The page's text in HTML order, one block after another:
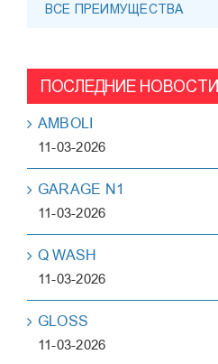
ВСЕ ПРЕИМУЩЕСТВА
ПОСЛЕДНИЕ НОВОСТИ
AMBOLI
11-03-2026
GARAGE N1
11-03-2026
Q WASH
11-03-2026
GLOSS
11-03-2026